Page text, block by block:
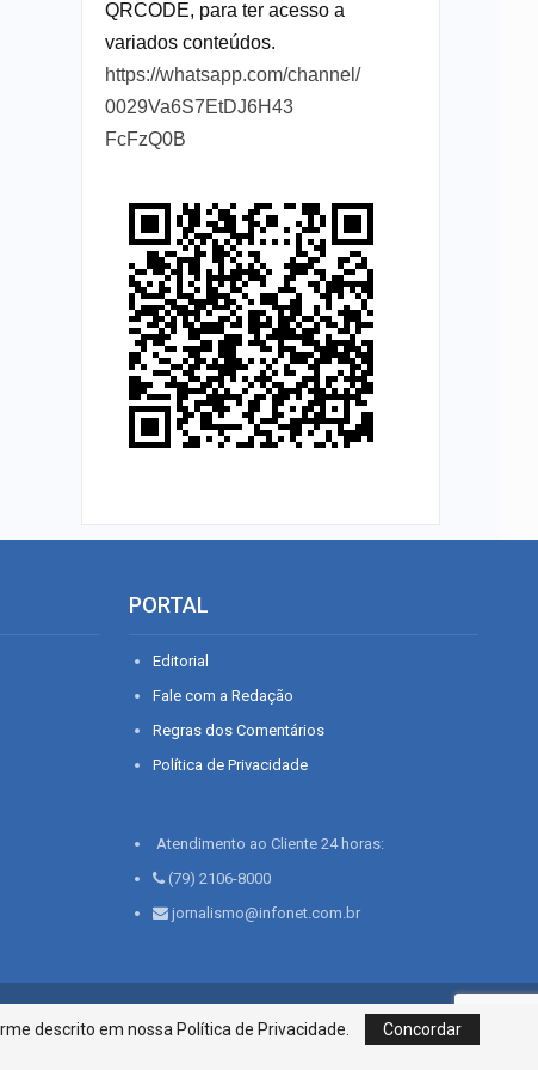
QRCODE, para ter acesso a
variados conteúdos.
https://whatsapp.com/channel/
0029Va6S7EtDJ6H43
FcFzQ0B
PORTAL
Editorial
Fale com a Redação
Regras dos Comentários
Política de Privacidade
Atendimento ao Cliente 24 horas:
(79) 2106-8000
jornalismo@infonet.com.br
Bairro São José | Aracaju-SE, CEP 49015-030, Fone: 79.2106.8000 - CI
Centro de Informações LTDA
descrito em nossa Política de Privacidade.
Concordar